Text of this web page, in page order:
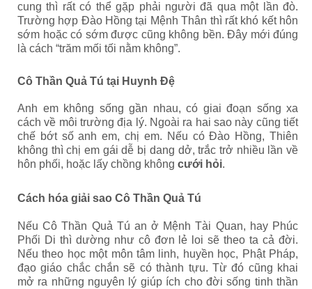
cung thì rất có thể gặp phải người đã qua một lần đò.
Trường hợp Đào Hồng tại Mệnh Thân thì rất khó kết hôn
sớm hoặc có sớm được cũng không bền. Đây mới đúng
là cách “trăm mối tối nằm không”.
Cô Thần Quả Tú tại Huynh Đệ
Anh em không sống gần nhau, có giai đoạn sống xa
cách về môi trường địa lý. Ngoài ra hai sao này cũng tiết
chế bớt số anh em, chị em. Nếu có Đào Hồng, Thiên
không thì chị em gái dễ bị dang dở, trắc trở nhiều lần về
hôn phối, hoặc lấy chồng không cưới hỏi.
Cách hóa giải sao Cô Thần Quả Tú
Nếu Cô Thần Quả Tú an ở Mệnh Tài Quan, hay Phúc
Phối Di thì dường như cô đơn lẻ loi sẽ theo ta cả đời.
Nếu theo học một môn tâm linh, huyền học, Phật Pháp,
đạo giáo chắc chắn sẽ có thành tựu. Từ đó cũng khai
mở ra những nguyên lý giúp ích cho đời sống tinh thần